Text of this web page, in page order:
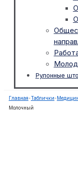
Рулонные
Главная-Таблички-
Молочный